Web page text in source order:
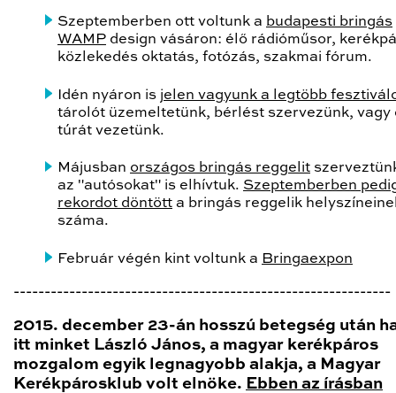
Szeptemberben ott voltunk a budapesti bringás
WAMP design vásáron: élő rádióműsor,
közlekedés oktatás, fotózás, szakmai fórum.
Idén nyáron is jelen vagyunk a legtöbb
tárolót üzemeltetünk, bérlést szervezünk, vagy
túrát vezetünk.
Májusban országos bringás reggelit
az "autósokat" is elhívtuk. Szeptemberben
rekordot döntött a bringás reggelik
száma.
Február végén kint voltunk a Bringaexpon
-------------------------------------------------------------
2015. december 23-án hosszú betegség után
itt minket László János, a magyar kerékpáros
mozgalom egyik legnagyobb alakja, a Magyar
Kerékpárosklub volt elnöke. Ebben az írásban